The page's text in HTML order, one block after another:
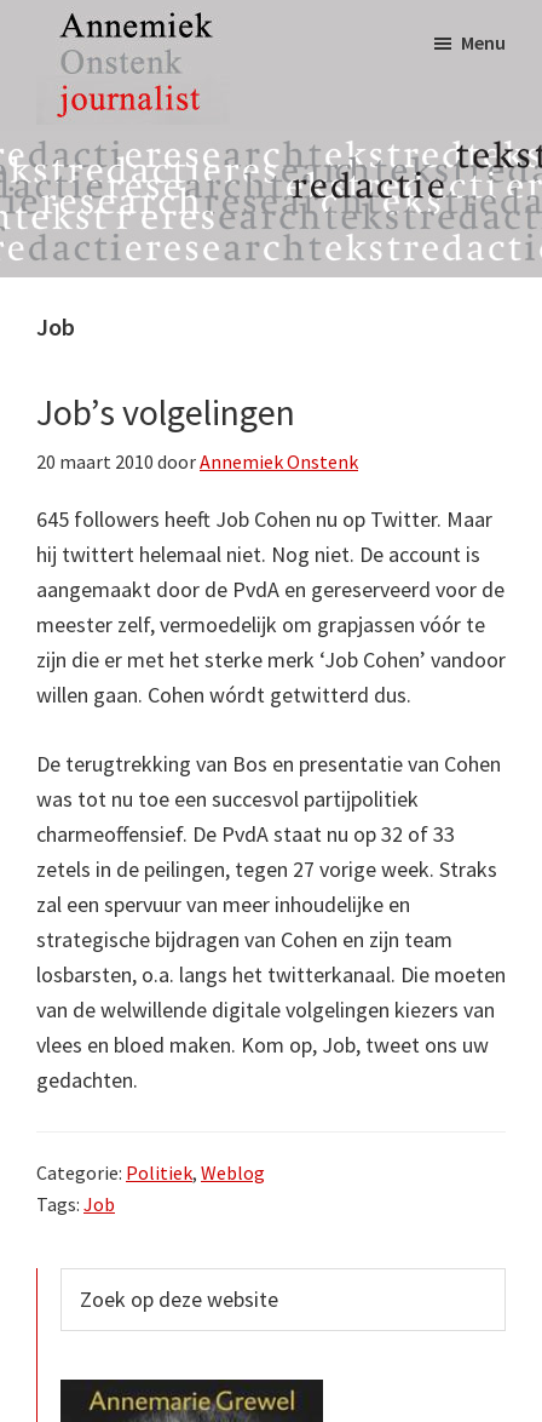
inhoud
eerste
sidebar
Annemiek
Onstenk
Journalist
tekst,
redactie
&
research
Menu
Job
Job’s volgelingen
20 maart 2010 doorAnnemiek Onstenk
645 followers heeft Job Cohen nu op Twitter. Maar
hij twittert helemaal niet. Nog niet. De account is
aangemaakt door de PvdA en gereserveerd voor de
meester zelf, vermoedelijk om grapjassen vóór te
zijn die er met het sterke merk ‘Job Cohen’ vandoor
willen gaan. Cohen wórdt getwitterd dus.
De terugtrekking van Bos en presentatie van Cohen
was tot nu toe een succesvol partijpolitiek
charmeoffensief. De PvdA staat nu op 32 of 33
zetels in de peilingen, tegen 27 vorige week. Straks
zal een spervuur van meer inhoudelijke en
strategische bijdragen van Cohen en zijn team
losbarsten, o.a. langs het twitterkanaal. Die moeten
van de welwillende digitale volgelingen kiezers van
vlees en bloed maken. Kom op, Job, tweet ons uw
gedachten.
Categorie: Politiek, Weblog
Tags: Job
Primaire
Sidebar
op